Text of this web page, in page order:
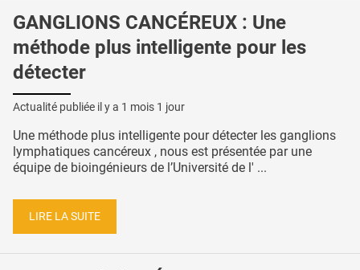
GANGLIONS CANCÉREUX : Une
méthode plus intelligente pour les
détecter
Actualité publiée il y a 1 mois 1 jour
Une méthode plus intelligente pour détecter les ganglions
lymphatiques cancéreux , nous est présentée par une
équipe de bioingénieurs de l’Université de l' ...
LIRE LA SUITE